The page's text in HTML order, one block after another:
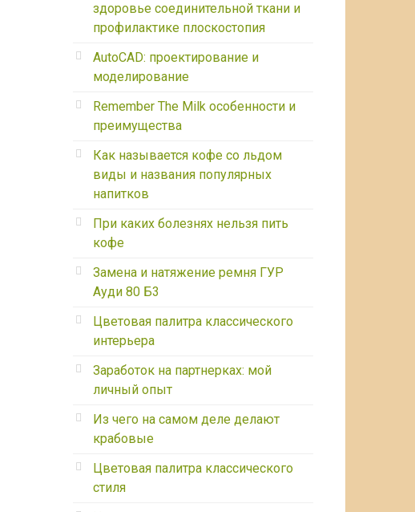
здоровье соединительной ткани и
профилактике плоскостопия
AutoCAD: проектирование и
моделирование
Remember The Milk особенности и
преимущества
Как называется кофе со льдом
виды и названия популярных
напитков
При каких болезнях нельзя пить
кофе
Замена и натяжение ремня ГУР
Ауди 80 Б3
Цветовая палитра классического
интерьера
Заработок на партнерках: мой
личный опыт
Из чего на самом деле делают
крабовые
Цветовая палитра классического
стиля